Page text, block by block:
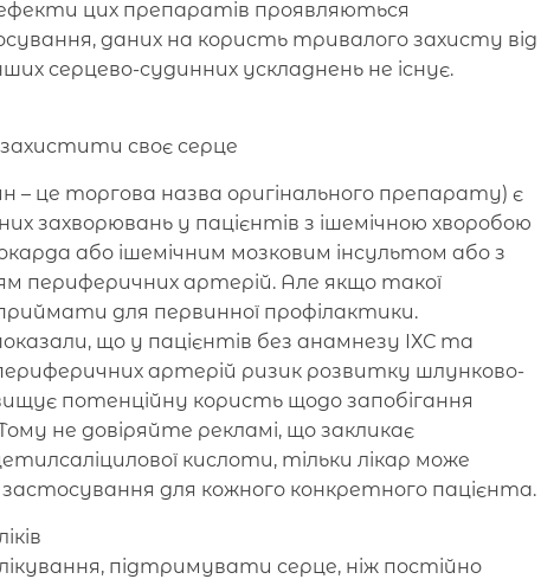
цих препаратів проявляються
даних на користь тривалого захисту від
серцево-судинних ускладнень не існує.
своє серце
– це торгова назва оригінального препарату) є
захворювань у пацієнтів з ішемічною хворобою
або ішемічним мозковим інсультом або з
периферичних артерій. Але якщо такої
для первинної профілактики.
що у пацієнтів без анамнезу ІХС та
артерій ризик розвитку шлунково-
потенційну користь щодо запобігання
не довіряйте рекламі, що закликає
кислоти, тільки лікар може
застосування для кожного конкретного пацієнта.
підтримувати серце, ніж постійно